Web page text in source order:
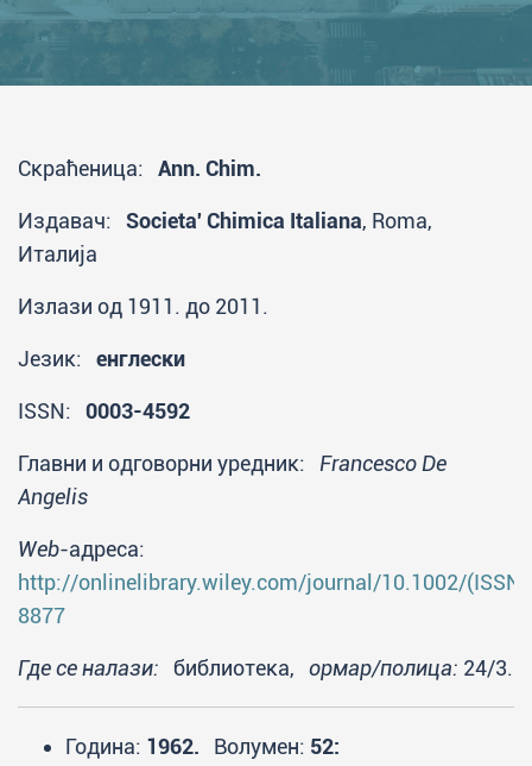
Скраћеница: Ann. Chim.
Издавач: Societa' Chimica Italiana, Roma,
Италија
Излази од 1911. до 2011.
Језик: енглески
ISSN: 0003-4592
Главни и одговорни уредник: Francesco De
Angelis
Web-адреса:
http://onlinelibrary.wiley.com/journal/10.1002/
8877
Где се налази: библиотека, ормар/полица: 24/3.
Година: 1962. Волумен: 52: